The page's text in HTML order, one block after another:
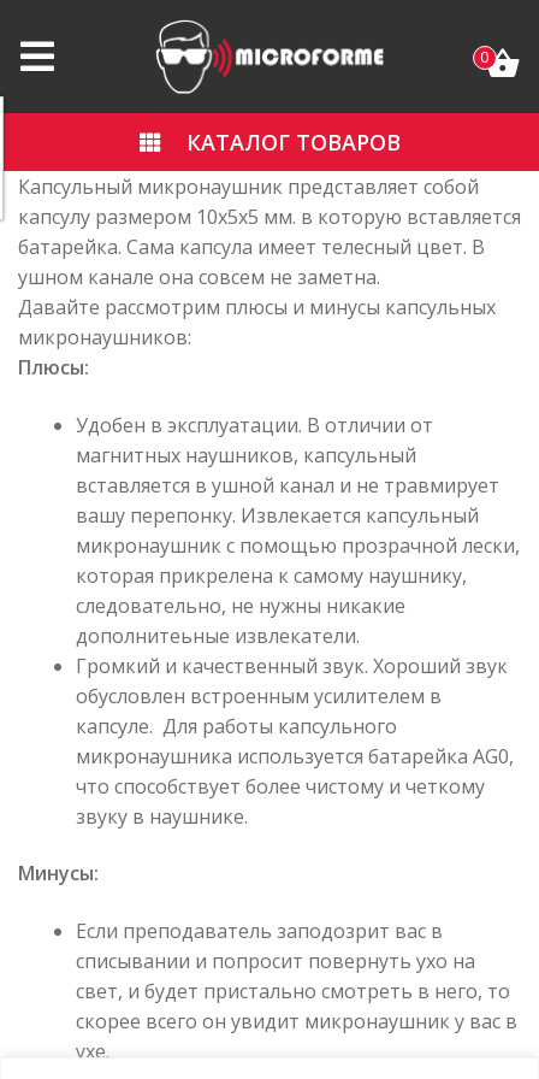
0
КАТАЛОГ ТОВАРОВ
Капсульный микронаушник представляет собой
капсулу размером 10х5х5 мм. в которую вставляется
батарейка. Сама капсула имеет телесный цвет. В
ушном канале она совсем не заметна.
Давайте рассмотрим плюсы и минусы капсульных
микронаушников:
Плюсы:
Удобен в эксплуатации. В отличии от
магнитных наушников, капсульный
вставляется в ушной канал и не травмирует
вашу перепонку. Извлекается капсульный
микронаушник с помощью прозрачной лески,
которая прикрелена к самому наушнику,
следовательно, не нужны никакие
дополнитеьные извлекатели.
Громкий и качественный звук. Хороший звук
обусловлен встроенным усилителем в
капсуле. Для работы капсульного
микронаушника используется батарейка AG0,
что способствует более чистому и четкому
звуку в наушнике.
Минусы:
Если преподаватель заподозрит вас в
списывании и попросит повернуть ухо на
свет, и будет пристально смотреть в него, то
скорее всего он увидит микронаушник у вас в
ухе.